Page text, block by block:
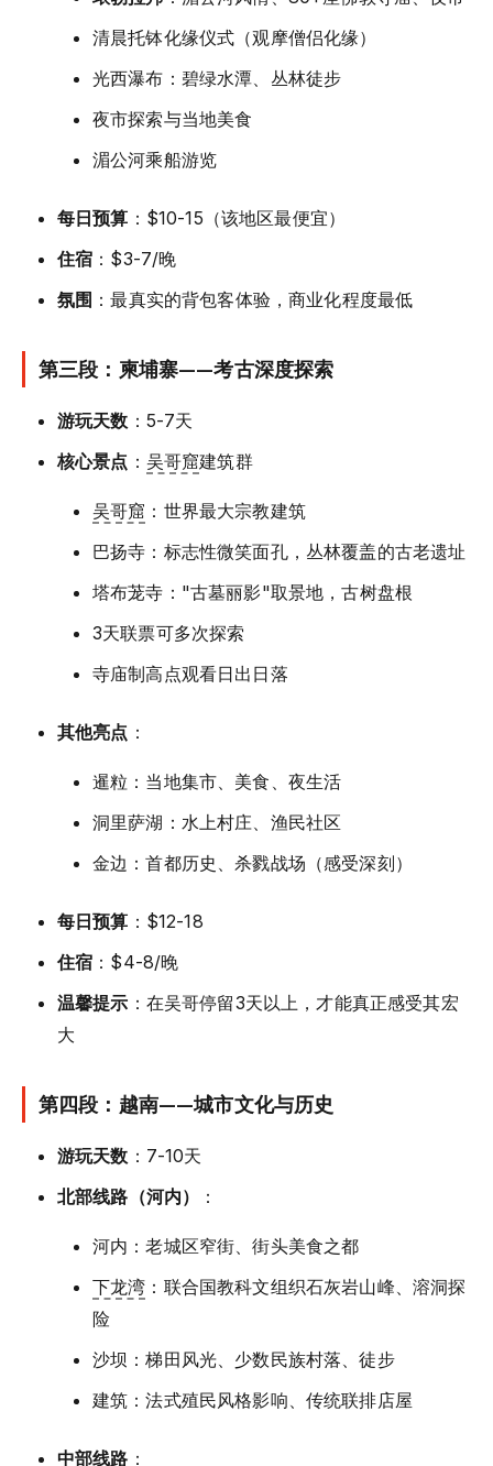
清晨托钵化缘仪式（观摩僧侣化缘）
光西瀑布：碧绿水潭、丛林徒步
夜市探索与当地美食
湄公河乘船游览
每日预算 ：$10-15（该地区最便宜）
住宿 ：$3-7/晚
氛围 ：最真实的背包客体验，商业化程度最低
第三段：柬埔寨——考古深度探索
游玩天数 ：5-7天
核心景点 ： 吴哥窟建筑群
吴哥窟 ：世界最大宗教建筑
巴扬寺：标志性微笑面孔，丛林覆盖的古老遗址
塔布茏寺："古墓丽影"取景地，古树盘根
3天联票可多次探索
寺庙制高点观看日出日落
其他亮点 ：
暹粒：当地集市、美食、夜生活
洞里萨湖：水上村庄、渔民社区
金边：首都历史、杀戮战场（感受深刻）
每日预算 ：$12-18
住宿 ：$4-8/晚
温馨提示 ：在吴哥停留3天以上，才能真正感受其宏
大
第四段：越南——城市文化与历史
游玩天数 ：7-10天
北部线路（河内）
：
河内：老城区窄街、街头美食之都
下龙湾 ：联合国教科文组织石灰岩山峰、溶洞探
险
沙坝：梯田风光、少数民族村落、徒步
建筑：法式殖民风格影响、传统联排店屋
中部线路 ：